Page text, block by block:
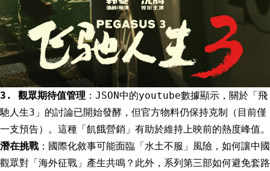
3. 觀眾期待值管理 ：JSON中的youtube數據顯示，關於「飛
馳人生3」的討論已開始發酵，但官方物料仍保持克制（目前僅
一支預告）。這種「飢餓營銷」有助於維持上映前的熱度峰值。
潛在挑戰：國際化敘事可能面臨「水土不服」風險，如何讓中國
觀眾對「海外征戰」產生共鳴？此外，系列第三部如何避免套路